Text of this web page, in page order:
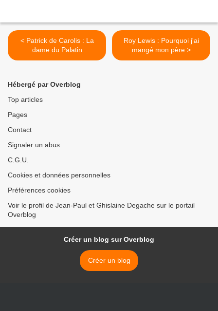
< Patrick de Carolis : La
dame du Palatin
Roy Lewis : Pourquoi j'ai
mangé mon père >
Hébergé par Overblog
Top articles
Pages
Contact
Signaler un abus
C.G.U.
Cookies et données personnelles
Préférences cookies
Voir le profil de Jean-Paul et Ghislaine Degache sur le portail
Overblog
Créer un blog sur Overblog
Créer un blog